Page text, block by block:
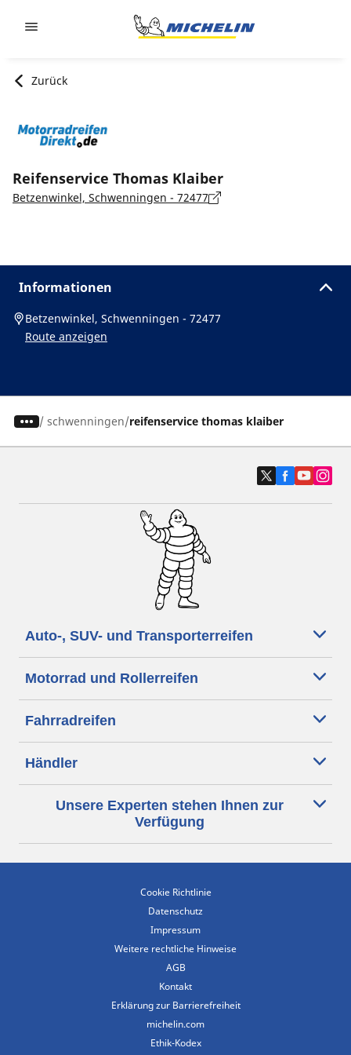
Zurück
Reifenservice Thomas Klaiber
Betzenwinkel, Schwenningen - 72477
Informationen
Betzenwinkel, Schwenningen - 72477
Route anzeigen
/ schwenningen reifenservice thomas klaiber
Auto-, SUV- und Transporterreifen
Motorrad und Rollerreifen
Fahrradreifen
Händler
Unsere Experten stehen Ihnen zur
Verfügung
Cookie Richtlinie
Datenschutz
Impressum
Weitere rechtliche Hinweise
AGB
Kontakt
Erklärung zur Barrierefreiheit
michelin.com
Ethik-Kodex